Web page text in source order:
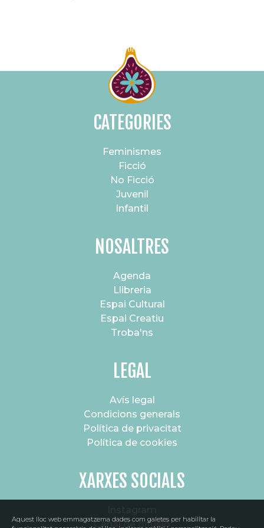
CATEGORIES
Feminismes
Ficció
No Ficció
Juvenil
Infantil
NOSALTRES
Agenda
Llibreria
Espai Cultural
Espai Creatiu
Troba'ns
LEGAL
Avís legal
Condicions generals
Política de privacitat
Política de cookies
XARXES SOCIALS
Canal de difusió
Aquest lloc web emmagatzema dades com galetes per habilitar la